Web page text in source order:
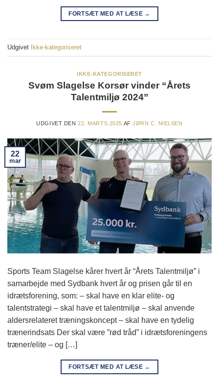
FORTSÆT MED AT LÆSE →
Udgivet Ikke-kategoriseret
IKKE-KATEGORISERET
Svøm Slagelse Korsør vinder “Årets
Talentmiljø 2024”
UDGIVET DEN22. MARTS 2025 AFJØRN C. NIELSEN
22
mar
Sports Team Slagelse kårer hvert år “Årets Talentmiljø” i
samarbejde med Sydbank hvert år og prisen går til en
idrætsforening, som: – skal have en klar elite- og
talentstrategi – skal have et talentmiljø – skal anvende
aldersrelateret træningskoncept – skal have en tydelig
trænerindsats Der skal være ”rød tråd” i idrætsforeningens
træner/elite – og […]
FORTSÆT MED AT LÆSE →